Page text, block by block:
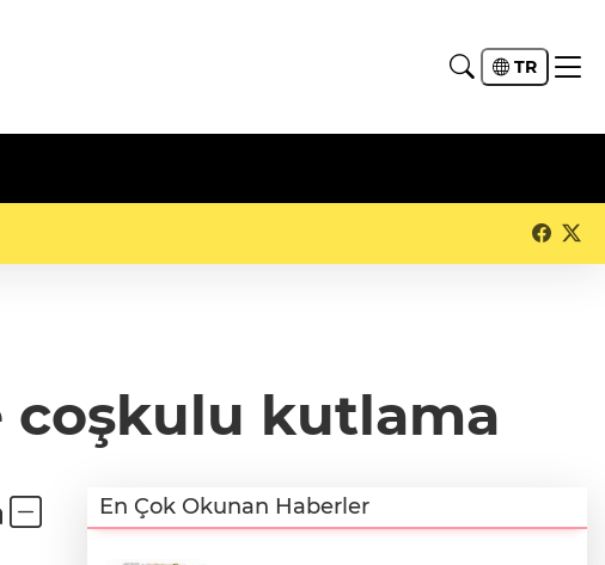
TR
coşkulu kutlama
En Çok Okunan Haberler